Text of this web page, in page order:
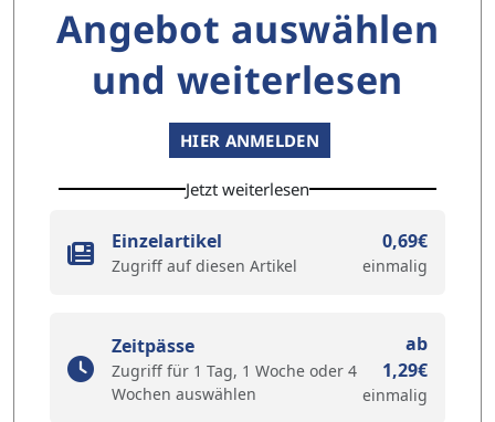
Angebot auswählen
und weiterlesen
HIER ANMELDEN
Jetzt weiterlesen
Einzelartikel
Zugriff auf diesen Artikel
0,69€
einmalig
Zeitpässe
Zugriff für 1 Tag, 1 Woche oder 4
Wochen auswählen
ab
1,29€
einmalig